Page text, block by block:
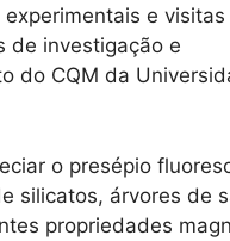
e
de investigação e
do CQM da
o presépio
silicatos, árvores de
propriedades